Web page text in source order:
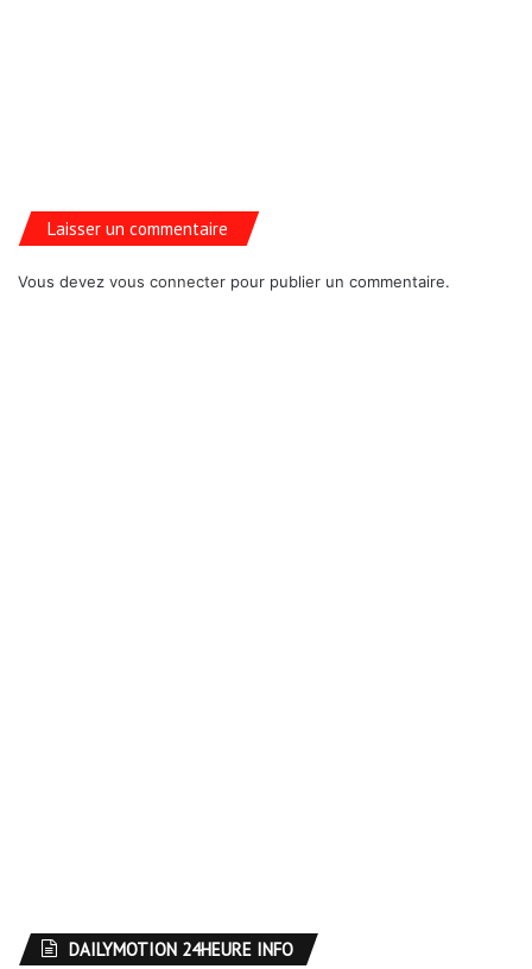
Laisser un commentaire
Vous devez vous connecter pour publier un commentaire.
DAILYMOTION 24HEURE INFO